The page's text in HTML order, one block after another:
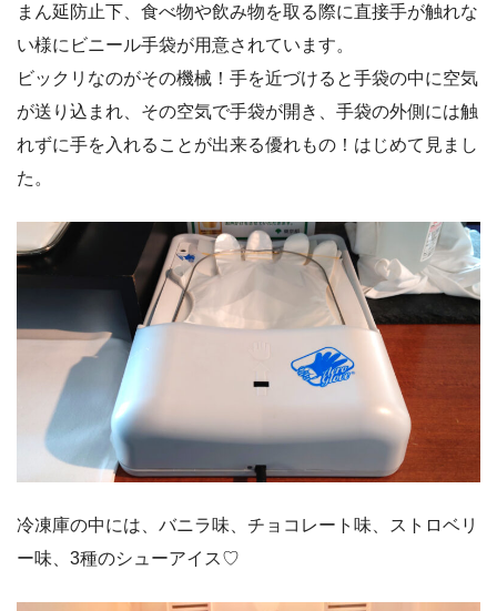
まん延防止下、食べ物や飲み物を取る際に直接手が触れな
い様にビニール手袋が用意されています。
ビックリなのがその機械！手を近づけると手袋の中に空気
が送り込まれ、その空気で手袋が開き、手袋の外側には触
れずに手を入れることが出来る優れもの！はじめて見まし
た。
冷凍庫の中には、バニラ味、チョコレート味、ストロベリ
ー味、3種のシューアイス♡